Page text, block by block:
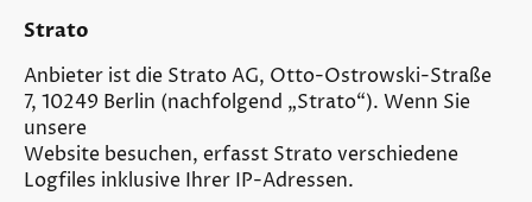
Strato
Anbieter ist die Strato AG, Otto-Ostrowski-Straße
7, 10249 Berlin (nachfolgend „Strato“). Wenn Sie
unsere
Website besuchen, erfasst Strato verschiedene
Logfiles inklusive Ihrer IP-Adressen.